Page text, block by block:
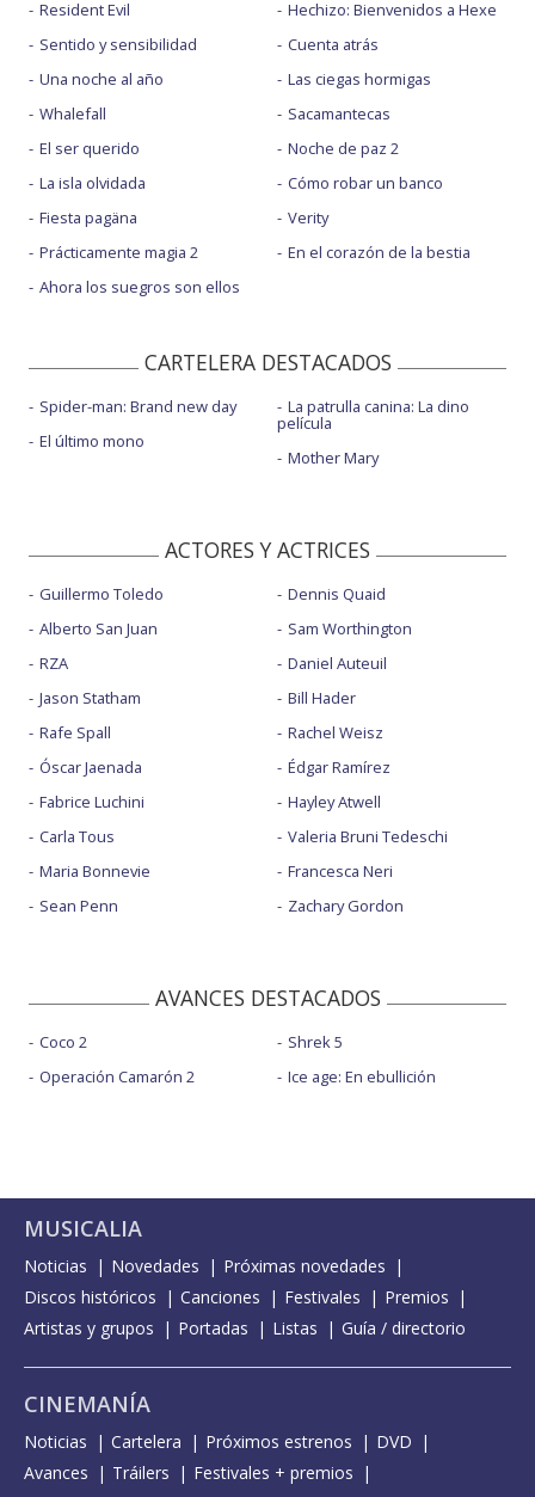
Resident Evil
Sentido y sensibilidad
Una noche al año
Whalefall
El ser querido
La isla olvidada
Fiesta pagäna
Prácticamente magia 2
Ahora los suegros son ellos
Hechizo: Bienvenidos a Hexe
Cuenta atrás
Las ciegas hormigas
Sacamantecas
Noche de paz 2
Cómo robar un banco
Verity
En el corazón de la bestia
CARTELERA DESTACADOS
Spider-man: Brand new day
El último mono
La patrulla canina: La dino
película
Mother Mary
ACTORES Y ACTRICES
Guillermo Toledo
Alberto San Juan
RZA
Jason Statham
Rafe Spall
Óscar Jaenada
Fabrice Luchini
Carla Tous
Maria Bonnevie
Sean Penn
Dennis Quaid
Sam Worthington
Daniel Auteuil
Bill Hader
Rachel Weisz
Édgar Ramírez
Hayley Atwell
Valeria Bruni Tedeschi
Francesca Neri
Zachary Gordon
AVANCES DESTACADOS
Coco 2
Operación Camarón 2
Shrek 5
Ice age: En ebullición
MUSICALIA
Noticias Novedades
Próximas novedades
Discos históricos
Canciones Festivales
Premios
Artistas y grupos
Portadas Listas Guía / directorio
CINEMANÍA
Noticias Cartelera Próximos estrenos
DVD
Avances
Tráilers
Festivales + premios